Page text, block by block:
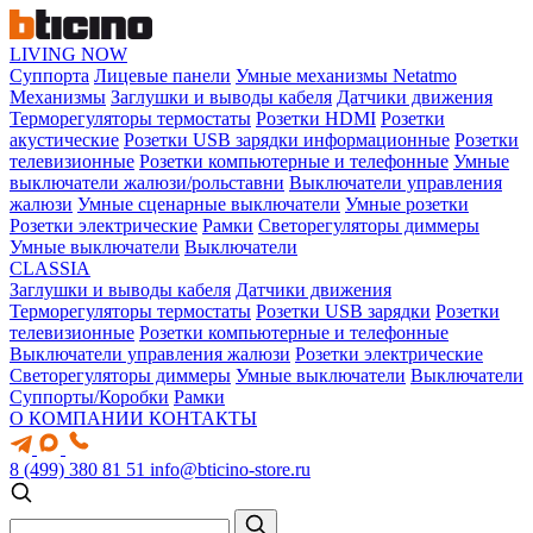
LIVING NOW
Суппорта Лицевые панели Умные механизмы Netatmo
Механизмы Заглушки и выводы кабеля Датчики движения
Терморегуляторы термостаты Розетки HDMI Розетки
акустические Розетки USB зарядки информационные Розетки
телевизионные Розетки компьютерные и телефонные Умные
выключатели жалюзи/рольставни Выключатели управления
жалюзи Умные сценарные выключатели Умные розетки
Розетки электрические Рамки Светорегуляторы диммеры
Умные выключатели Выключатели
CLASSIA
Заглушки и выводы кабеля Датчики движения
Терморегуляторы термостаты Розетки USB зарядки Розетки
телевизионные Розетки компьютерные и телефонные
Выключатели управления жалюзи Розетки электрические
Светорегуляторы диммеры Умные выключатели Выключатели
Суппорты/Коробки Рамки
О КОМПАНИИ КОНТАКТЫ
8 (499) 380 81 51 info@bticino-store.ru